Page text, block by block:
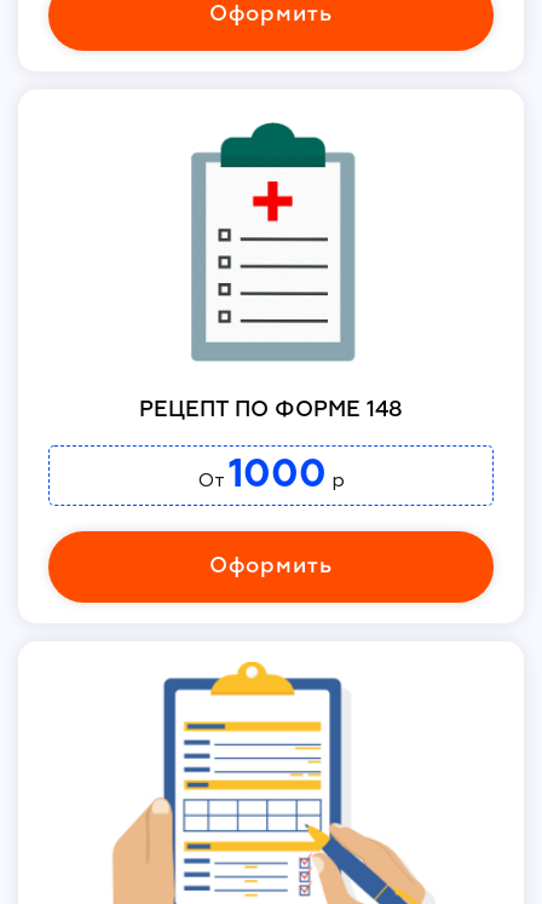
Оформить
РЕЦЕПТ ПО ФОРМЕ 148
От 1000 р
Оформить